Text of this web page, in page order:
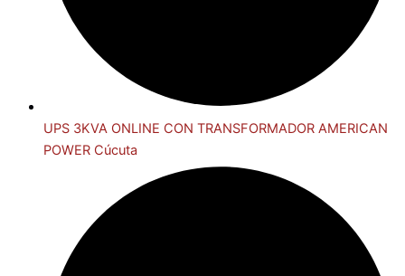
UPS 3KVA ONLINE CON TRANSFORMADOR AMERICAN
POWER Cúcuta